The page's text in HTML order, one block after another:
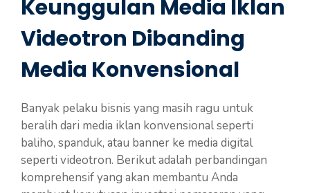
Keunggulan Media Iklan
Videotron Dibanding
Media Konvensional
Banyak pelaku bisnis yang masih ragu untuk
beralih dari media iklan konvensional seperti
baliho, spanduk, atau banner ke media digital
seperti videotron. Berikut adalah perbandingan
komprehensif yang akan membantu Anda